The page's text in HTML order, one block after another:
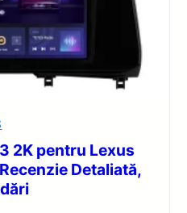
2K pentru Lexus
Detaliată,